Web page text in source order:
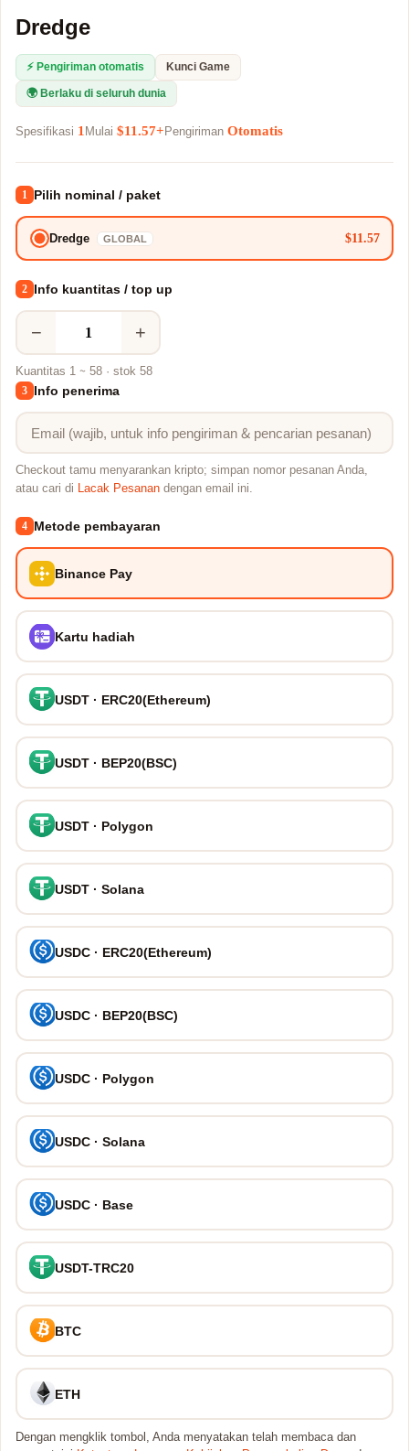
Dredge
⚡ Pengiriman otomatis Kunci Game
🌍 Berlaku di seluruh dunia
Spesifikasi 1 Mulai $11.57+ Pengiriman Otomatis
1 Pilih nominal / paket
Dredge GLOBAL $11.57
2 Info kuantitas / top up
− +
Kuantitas 1 ~ 58 · stok 58
3 Info penerima
Checkout tamu menyarankan kripto; simpan nomor pesanan Anda,
atau cari di Lacak Pesanan dengan email ini.
4 Metode pembayaran
Binance Pay
Kartu hadiah
USDT · ERC20(Ethereum)
USDT · BEP20(BSC)
USDT · Polygon
USDT · Solana
USDC · ERC20(Ethereum)
USDC · BEP20(BSC)
USDC · Polygon
USDC · Solana
USDC · Base
USDT-TRC20
BTC
ETH
Dengan mengklik tombol, Anda menyatakan telah membaca dan